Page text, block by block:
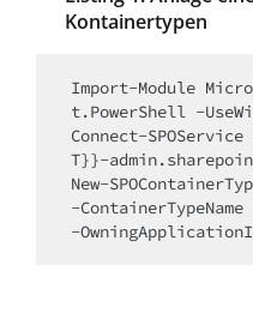
Kontainertypen
Import-Module
t.PowerShell -
Connect-
T}}-
New-
-